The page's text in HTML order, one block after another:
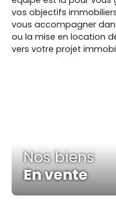
vos objectifs
vous accompagner
ou la mise en location
vers votre projet
Nos biens
En vente